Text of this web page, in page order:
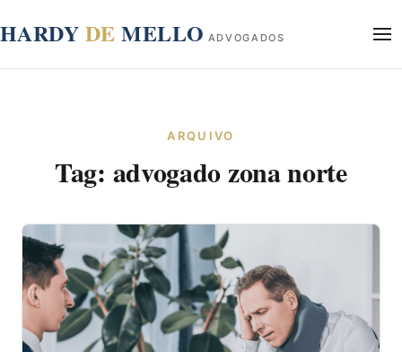
HARDY DE MELLO ADVOGADOS
ARQUIVO
Tag: advogado zona norte